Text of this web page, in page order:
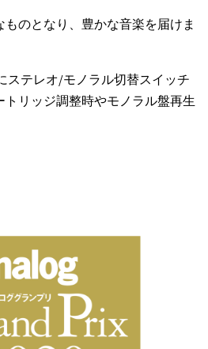
のとなり、豊かな音楽を届けま
ステレオ/モノラル切替スイッチ
リッジ調整時やモノラル盤再生